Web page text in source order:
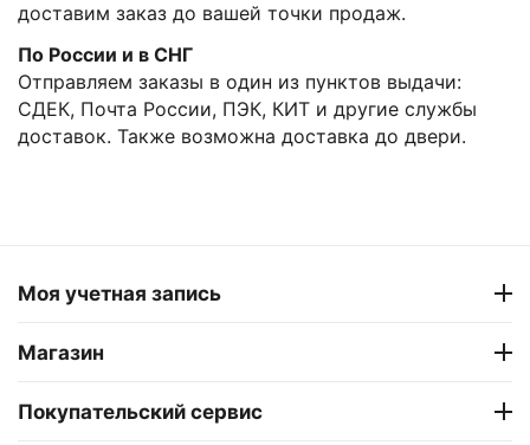
доставим заказ до вашей точки продаж.
По России и в СНГ
Отправляем заказы в один из пунктов выдачи:
СДЕК, Почта России, ПЭК, КИТ и другие службы
доставок. Также возможна доставка до двери.
Моя учетная запись
Магазин
Покупательский сервис